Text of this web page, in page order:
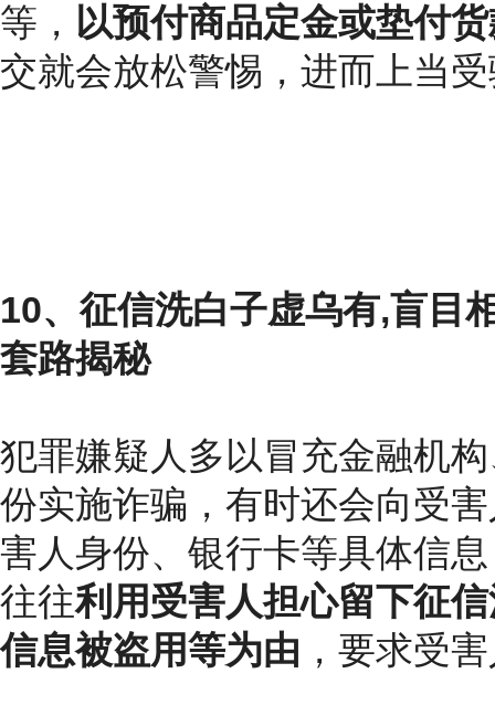
等， 以预付商品定金或垫付
交就会放松警惕，进而上当
10、征信洗白子虚乌有,盲目
套路揭秘
犯罪嫌疑人多以冒充金融机
份实施诈骗，有时还会向受
害人身份、银行卡等具体信
往往利用受害人担心留下征
信息被盗用等为由 ，要求受